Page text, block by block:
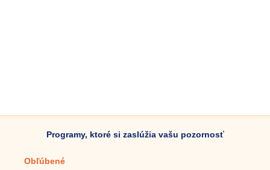
Programy, ktoré si zaslúžia vašu pozornosť
Obľúbené